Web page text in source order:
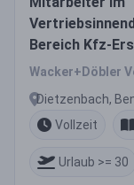
Bereich Kfz-
Wacker+Döbler
Dietzenbach,
Vollzeit
Urlaub >= 30